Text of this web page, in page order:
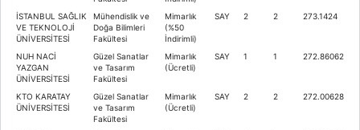
İSTANBUL SAĞLIK
VE TEKNOLOJİ
ÜNİVERSİTESİ
Mühendislik ve
Doğa Bilimleri
Fakültesi
Mimarlık
(%50
İndirimli)
SAY 2 2 273.1424
NUH NACİ
YAZGAN
ÜNİVERSİTESİ
Güzel Sanatlar
ve Tasarım
Fakültesi
Mimarlık
(Ücretli)
SAY 1 1 272.86062
KTO KARATAY
ÜNİVERSİTESİ
Güzel Sanatlar
ve Tasarım
Fakültesi
Mimarlık
(Ücretli)
SAY 2 2 272.00628